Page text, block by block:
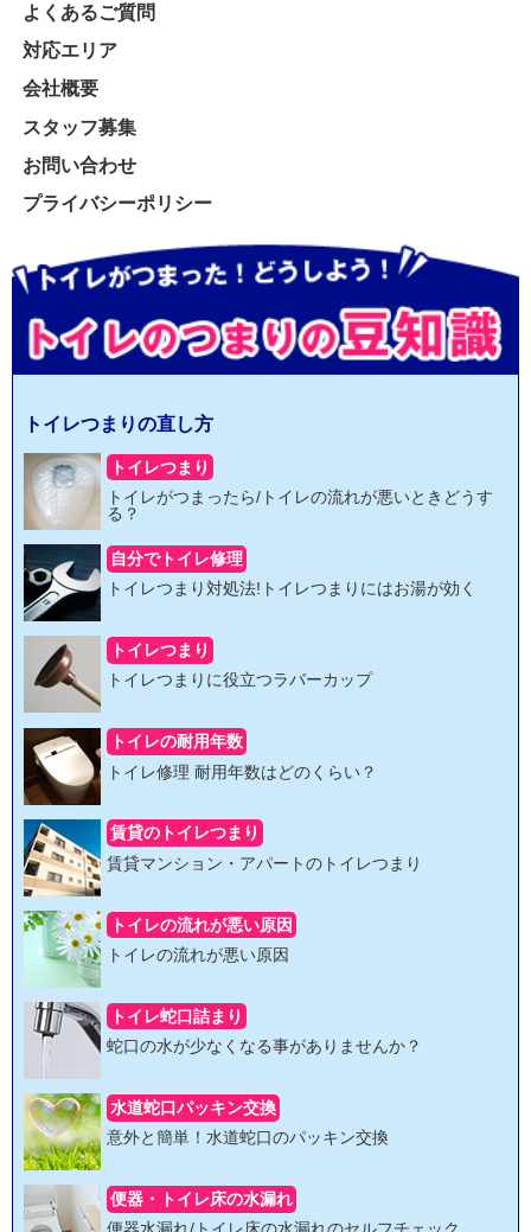
よくあるご質問
対応エリア
会社概要
スタッフ募集
お問い合わせ
プライバシーポリシー
トイレつまりの直し方
トイレつまり
トイレがつまったら/トイレの流れが悪いときどうす
る？
自分でトイレ修理
トイレつまり対処法!トイレつまりにはお湯が効く
トイレつまり
トイレつまりに役立つラバーカップ
トイレの耐用年数
トイレ修理 耐用年数はどのくらい？
賃貸のトイレつまり
賃貸マンション・アパートのトイレつまり
トイレの流れが悪い原因
トイレの流れが悪い原因
トイレ蛇口詰まり
蛇口の水が少なくなる事がありませんか？
水道蛇口パッキン交換
意外と簡単！水道蛇口のパッキン交換
便器・トイレ床の水漏れ